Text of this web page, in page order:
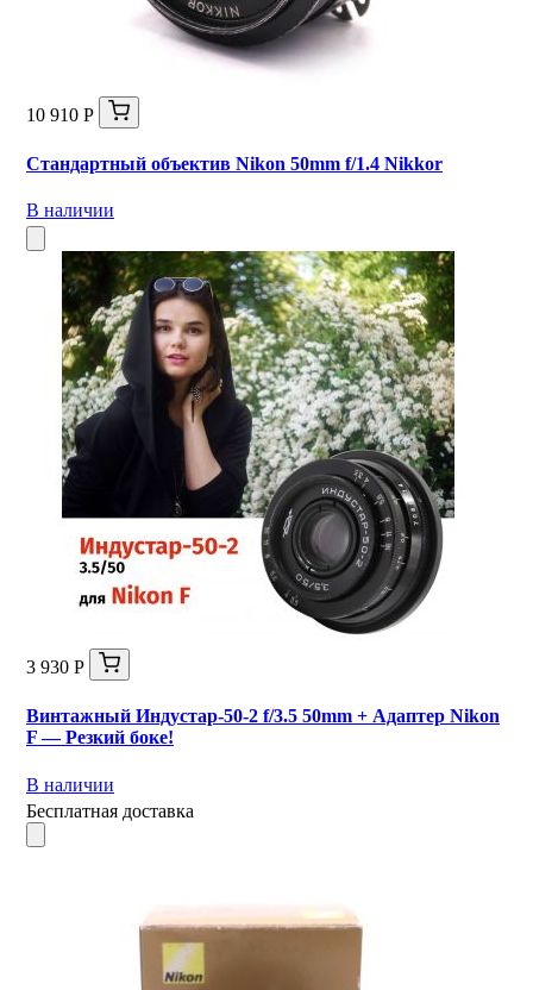
10 910 Р
Стандартный объектив Nikon 50mm f/1.4 Nikkor
В наличии
3 930 Р
Винтажный Индустар-50-2 f/3.5 50mm + Адаптер Nikon
F — Резкий боке!
В наличии
Бесплатная доставка